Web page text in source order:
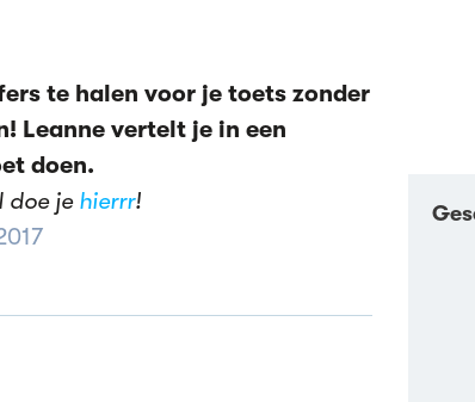
te halen voor je toets zonder
Leanne vertelt je in een
doen.
doe je hierrr!